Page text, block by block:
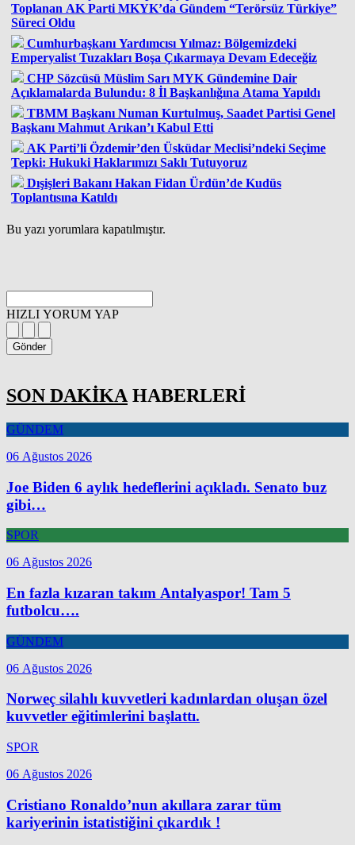
Toplanan AK Parti MKYK’da Gündem “Terörsüz Türkiye”
Süreci Oldu
Cumhurbaşkanı Yardımcısı Yılmaz: Bölgemizdeki
Emperyalist Tuzakları Boşa Çıkarmaya Devam Edeceğiz
CHP Sözcüsü Müslim Sarı MYK Gündemine Dair
Açıklamalarda Bulundu: 8 İl Başkanlığına Atama Yapıldı
TBMM Başkanı Numan Kurtulmuş, Saadet Partisi Genel
Başkanı Mahmut Arıkan’ı Kabul Etti
AK Parti’li Özdemir’den Üsküdar Meclisi’ndeki Seçime
Tepki: Hukuki Haklarımızı Saklı Tutuyoruz
Dışişleri Bakanı Hakan Fidan Ürdün’de Kudüs
Toplantısına Katıldı
Bu yazı yorumlara kapatılmıştır.
HIZLI YORUM YAP
Gönder
SON DAKİKA HABERLERİ
GÜNDEM
06 Ağustos 2026
Joe Biden 6 aylık hedeflerini açıkladı. Senato buz
gibi…
SPOR
06 Ağustos 2026
En fazla kızaran takım Antalyaspor! Tam 5
futbolcu….
GÜNDEM
06 Ağustos 2026
Norweç silahlı kuvvetleri kadınlardan oluşan özel
kuvvetler eğitimlerini başlattı.
SPOR
06 Ağustos 2026
Cristiano Ronaldo’nun akıllara zarar tüm
kariyerinin istatistiğini çıkardık !